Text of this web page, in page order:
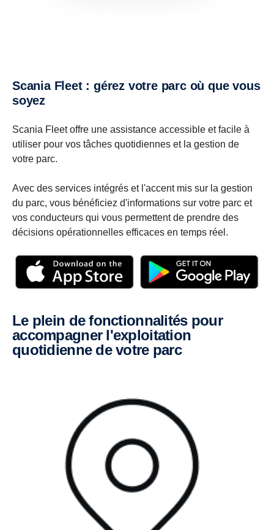
Scania Fleet : gérez votre parc où que vous
soyez
Scania Fleet offre une assistance accessible et facile à
utiliser pour vos tâches quotidiennes et la gestion de
votre parc.
Avec des services intégrés et l'accent mis sur la gestion
du parc, vous bénéficiez d'informations sur votre parc et
vos conducteurs qui vous permettent de prendre des
décisions opérationnelles efficaces en temps réel.
Le plein de fonctionnalités pour
accompagner l'exploitation
quotidienne de votre parc